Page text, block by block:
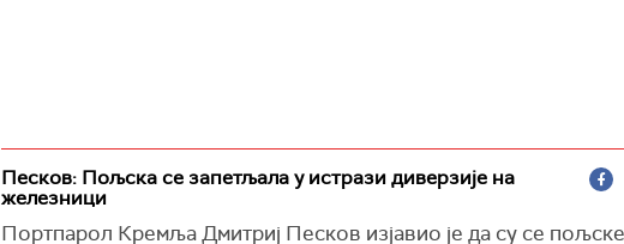
Песков: Пољска се запетљала у истрази диверзије на
железници
Портпарол Кремља Дмитриј Песков изјавио је да су се